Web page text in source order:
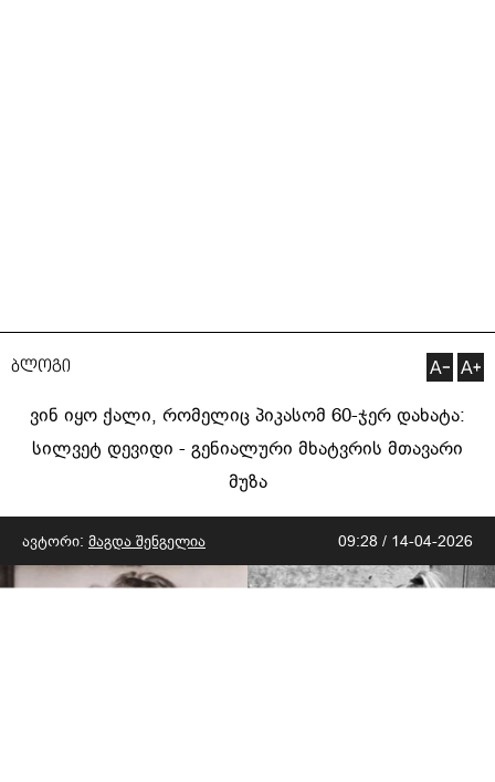
ბლოგი
ვინ იყო ქალი, რომელიც პიკასომ 60-ჯერ დახატა:
სილვეტ დევიდი - გენიალური მხატვრის მთავარი
მუზა
ავტორი: მაგდა შენგელია 09:28 / 14-04-2026